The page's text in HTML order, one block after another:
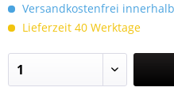
Versandkostenfrei
Lieferzeit 40 Werktage